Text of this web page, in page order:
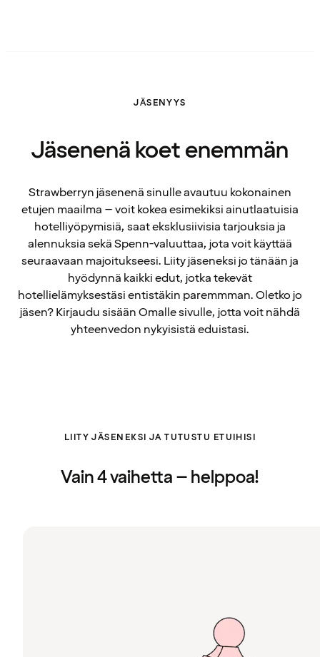
JÄSENYYS
Jäsenenä koet enemmän
Strawberryn jäsenenä sinulle avautuu kokonainen
etujen maailma – voit kokea esimekiksi ainutlaatuisia
hotelliyöpymisiä, saat eksklusiivisia tarjouksia ja
alennuksia sekä Spenn-valuuttaa, jota voit käyttää
seuraavaan majoitukseesi. Liity jäseneksi jo tänään ja
hyödynnä kaikki edut, jotka tekevät
hotellielämyksestäsi entistäkin paremmman. Oletko jo
jäsen? Kirjaudu sisään Omalle sivulle, jotta voit nähdä
yhteenvedon nykyisistä eduistasi.
LIITY JÄSENEKSI JA TUTUSTU ETUIHISI
Vain 4 vaihetta – helppoa!